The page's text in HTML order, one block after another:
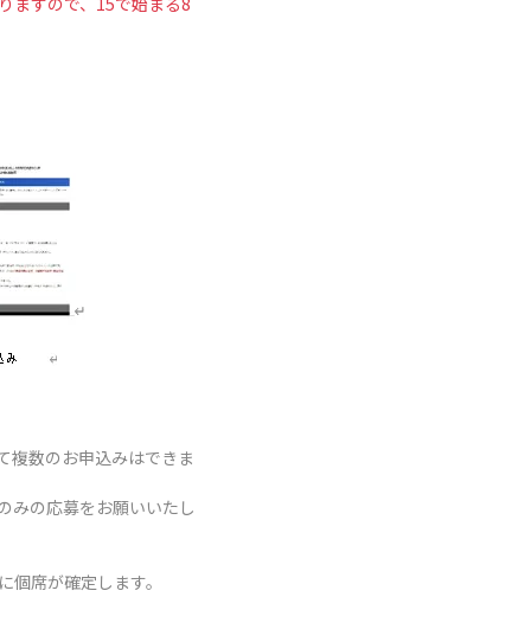
複数のお申込みはできま
みの応募をお願いいたし
席が確定します。